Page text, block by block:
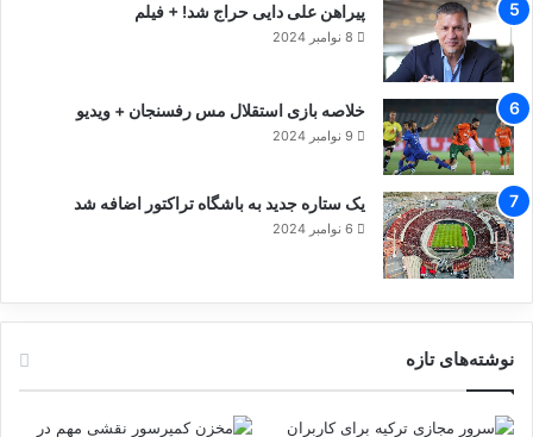
پیراهن علی دایی حراج شد! + فیلم
8 نوامبر 2024
خلاصه بازی استقلال مس رفسنجان + ویدیو
9 نوامبر 2024
یک ستاره جدید به باشگاه تراکتور اضافه شد
6 نوامبر 2024
نوشته‌های تازه